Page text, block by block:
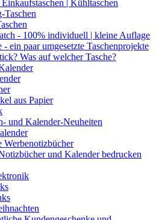
Einkaufstaschen | Kühltaschen
Taschen
- 100% individuell | kleine Auflage
- ein paar umgesetzte Taschenprojekte
Was auf welcher Tasche?
aus Papier
und Kalender-Neuheiten
Werbenotizbücher
und Kalender bedrucken